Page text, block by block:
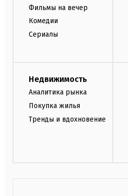
Фильмы на вечер
Комедии
Сериалы
Недвижимость
Аналитика рынка
Покупка жилья
Тренды и вдохновение